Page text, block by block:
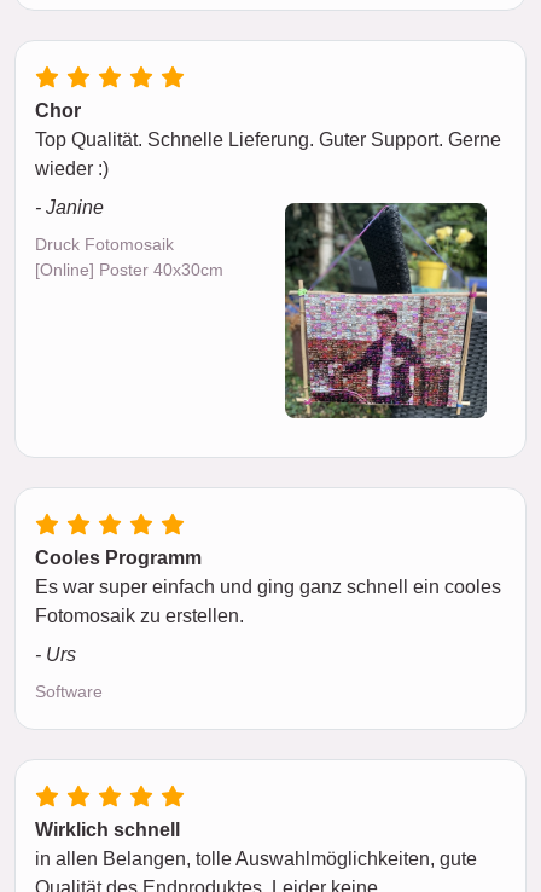
Chor
Top Qualität. Schnelle Lieferung. Guter Support. Gerne
wieder :)
- Janine
Druck Fotomosaik
[Online] Poster 40x30cm
Cooles Programm
Es war super einfach und ging ganz schnell ein cooles
Fotomosaik zu erstellen.
- Urs
Software
Wirklich schnell
in allen Belangen, tolle Auswahlmöglichkeiten, gute